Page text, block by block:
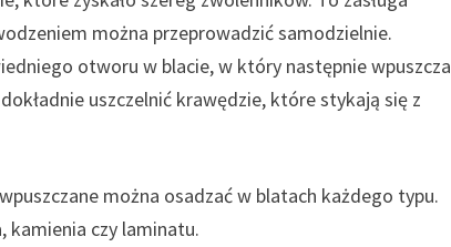
można przeprowadzić samodzielnie.
otworu w blacie, w który następnie wpuszcza
uszczelnić krawędzie, które stykają się z
można osadzać w blatach każdego typu.
kamienia czy laminatu.